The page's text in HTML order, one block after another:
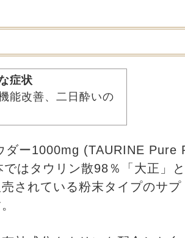
症状
能改善、二日酔いの
ダー1000mg (TAURINE Pure
はタウリン散98％「大正」と
されている粉末タイプのサプ